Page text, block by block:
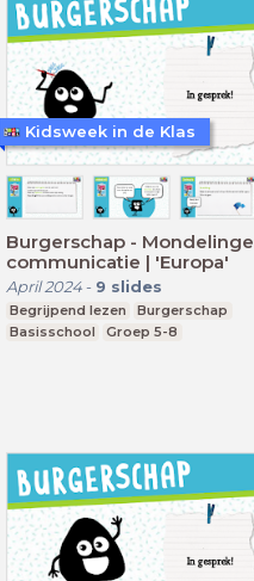
Burgerschap - Mondelinge
communicatie | 'Europa'
April 2024- 9 slides
Begrijpend lezen
Burgerschap
Basisschool
Groep 5-8
Kidsweek in de Klas